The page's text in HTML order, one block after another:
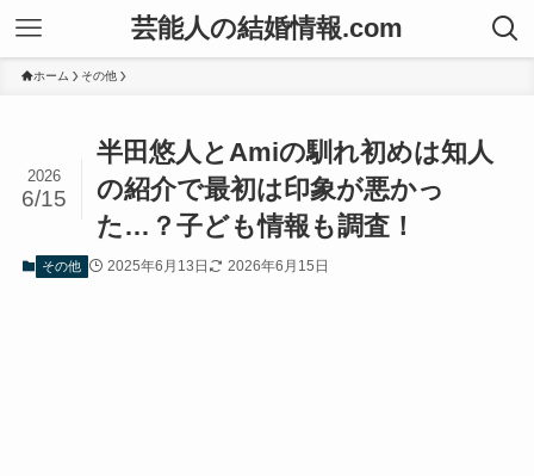
芸能人の結婚情報.com
ホーム その他
半田悠人とAmiの馴れ初めは知人
の紹介で最初は印象が悪かっ
た…？子ども情報も調査！
2026
6/15
その他 2025年6月13日 2026年6月15日